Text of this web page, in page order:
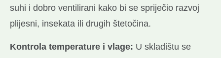
suhi i dobro ventilirani kako bi se spriječio razvoj
plijesni, insekata ili drugih štetočina.
Kontrola temperature i vlage: U skladištu se